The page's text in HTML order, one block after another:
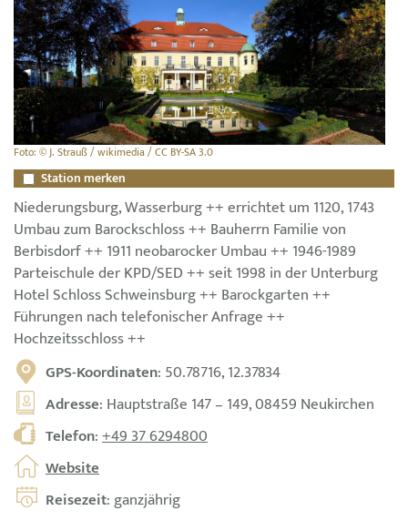
Foto: © J. Strauß / wikimedia / CC BY-SA 3.0
Station merken
Niederungsburg, Wasserburg ++ errichtet um 1120, 1743
Umbau zum Barockschloss ++ Bauherrn Familie von
Berbisdorf ++ 1911 neobarocker Umbau ++ 1946-1989
Parteischule der KPD/SED ++ seit 1998 in der Unterburg
Hotel Schloss Schweinsburg ++ Barockgarten ++
Führungen nach telefonischer Anfrage ++
Hochzeitsschloss ++
GPS-Koordinaten: 50.78716, 12.37834
Adresse: Hauptstraße 147 – 149, 08459 Neukirchen
Telefon:+49 37 6294800
Website
Reisezeit: ganzjährig